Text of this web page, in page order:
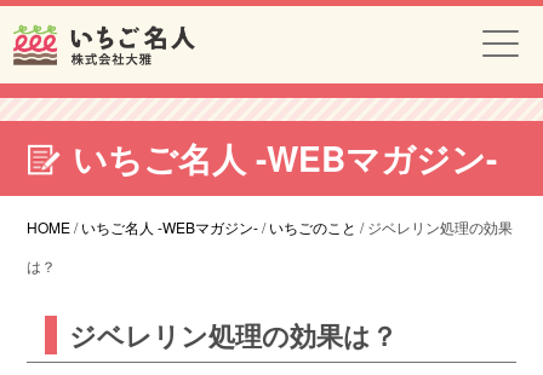
いちご名人 -WEBマガジン-
HOME/いちご名人 -WEBマガジン-/いちごのこと /ジベレリン処理の効果
は？
ジベレリン処理の効果は？